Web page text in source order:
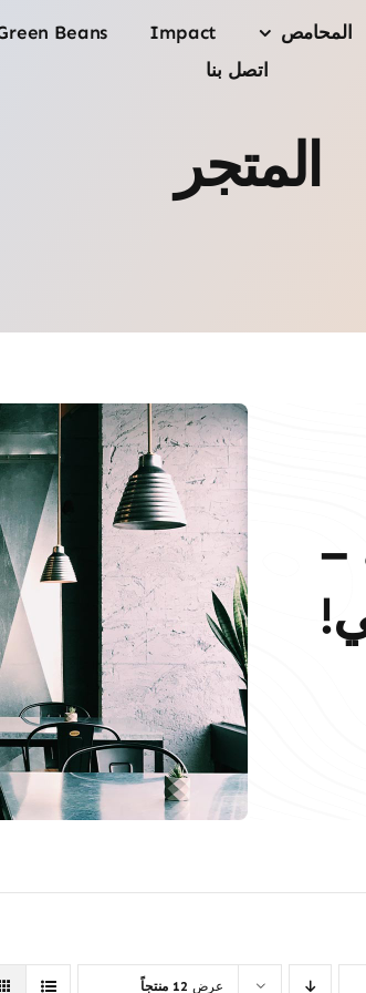
المحامص Impact
Beans
اتصل بنا
المتجر
–
عرض 12 منتجاً